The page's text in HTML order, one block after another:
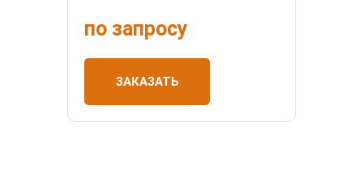
по запросу
ЗАКАЗАТЬ